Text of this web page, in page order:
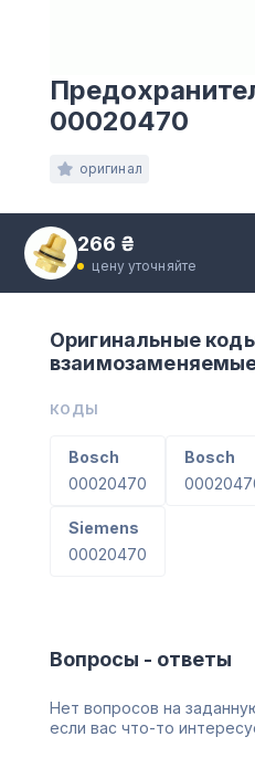
00020470
оригинал
266 ₴
цену уточняйте
Оригинальные
КОДЫ
Bosch
00020470
Bosch
Siemens
00020470
Вопросы - ответы
Нет вопросов на
если вас что-то